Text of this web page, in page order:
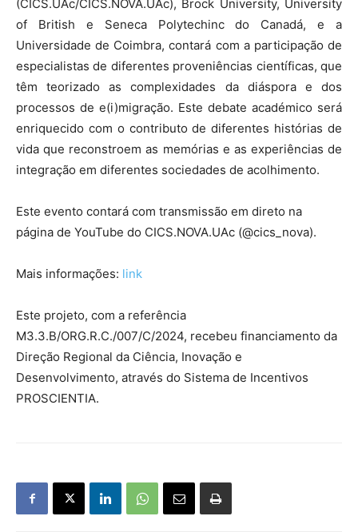
(CICS.UAc/CICS.NOVA.UAc), Brock University, University
of British e Seneca Polytechinc do Canadá, e a
Universidade de Coimbra, contará com a participação de
especialistas de diferentes proveniências científicas, que
têm teorizado as complexidades da diáspora e dos
processos de e(i)migração. Este debate académico será
enriquecido com o contributo de diferentes histórias de
vida que reconstroem as memórias e as experiências de
integração em diferentes sociedades de acolhimento.
Este evento contará com transmissão em direto na
página de YouTube do CICS.NOVA.UAc (@cics_nova).
Mais informações: link
Este projeto, com a referência
M3.3.B/ORG.R.C./007/C/2024, recebeu financiamento da
Direção Regional da Ciência, Inovação e
Desenvolvimento, através do Sistema de Incentivos
PROSCIENTIA.